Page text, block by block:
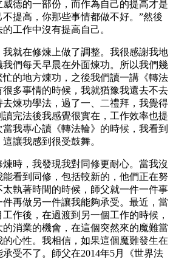
德的一部份，而作為自己的提高才是
提高，你那些事情都做不好。”然後
工作中沒有提高自己。
就在修煉上做了調整。我很感謝我地
們每天早晨在外面煉功。所以我們幾
的地方煉功，之後我們讀一講《轉法
多事情的時候，我就猶豫我還去不去
煉功學法，過了一、二禮拜，我覺得
完法後我感覺很實在，工作效率也提
我專心讀《轉法輪》的時候，我看到
讓我感到很受鼓舞。
時，我發現我對同修更耐心。當我沒
看到同修，包括較新的，他們正在努
執著時間的時候，師父就一件一件事
再做另一件讓我能夠承受。最近，當
作後，在過渡到另一個工作的時候，
消業的機會，在這個突然來的魔難當
心性。我相信，如果這個魔難發生在
受不了。師父在2014年5月《世界法